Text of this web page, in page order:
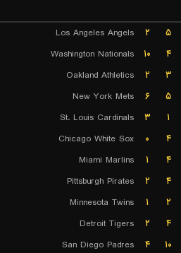
۵ ۲
Los Angeles Angels
۴ ۱۰
Washington Nationals
۳ ۲
Oakland Athletics
۵ ۶
New York Mets
۱ ۳
St. Louis Cardinals
۴ ۰
Chicago White Sox
۴ ۱
Miami Marlins
۴ ۲
Pittsburgh Pirates
۲ ۱
Minnesota Twins
۴ ۲
Detroit Tigers
۱۰ ۴
San Diego Padres